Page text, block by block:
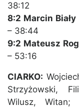
38:12
8:2 Marcin Biały
– 38:44
9:2 Mateusz
– 53:16
CIARKO:
Strzyżowski,
Wilusz, Witan;